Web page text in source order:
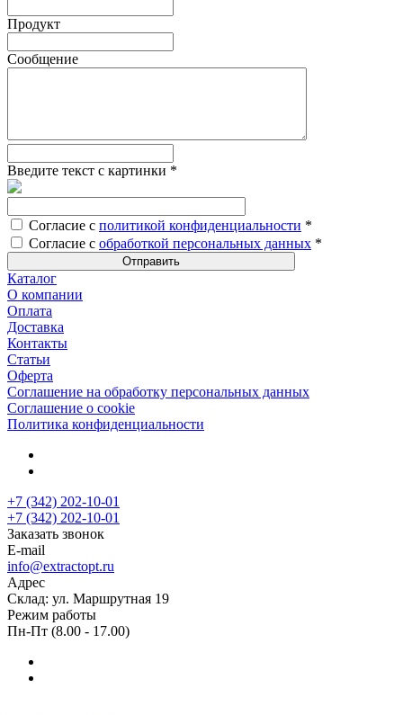
Продукт
Сообщение
Введите текст с картинки *
Согласие с политикой конфиденциальности *
Согласие с обработкой персональных данных *
Каталог
О компании
Оплата
Доставка
Контакты
Статьи
Оферта
Соглашение на обработку персональных данных
Соглашение о cookie
Политика конфиденциальности
+7 (342) 202-10-01
+7 (342) 202-10-01
Заказать звонок
E-mail
info@extractopt.ru
Адрес
Склад: ул. Маршрутная 19
Режим работы
Пн-Пт (8.00 - 17.00)